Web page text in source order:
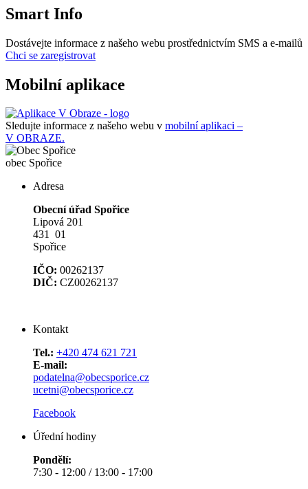
Smart Info
Dostávejte informace z našeho webu prostřednictvím SMS a e-mailů
Chci se zaregistrovat
Mobilní aplikace
Sledujte informace z našeho webu v mobilní aplikaci –
V OBRAZE.
obec Spořice
Adresa
Obecní úřad Spořice
Lipová 201
431 01
Spořice
IČO: 00262137
DIČ: CZ00262137
Kontakt
Tel.: +420 474 621 721
E-mail:
podatelna@obecsporice.cz
ucetni@obecsporice.cz
Facebook
Úřední hodiny
Pondělí:
7:30 - 12:00 / 13:00 - 17:00